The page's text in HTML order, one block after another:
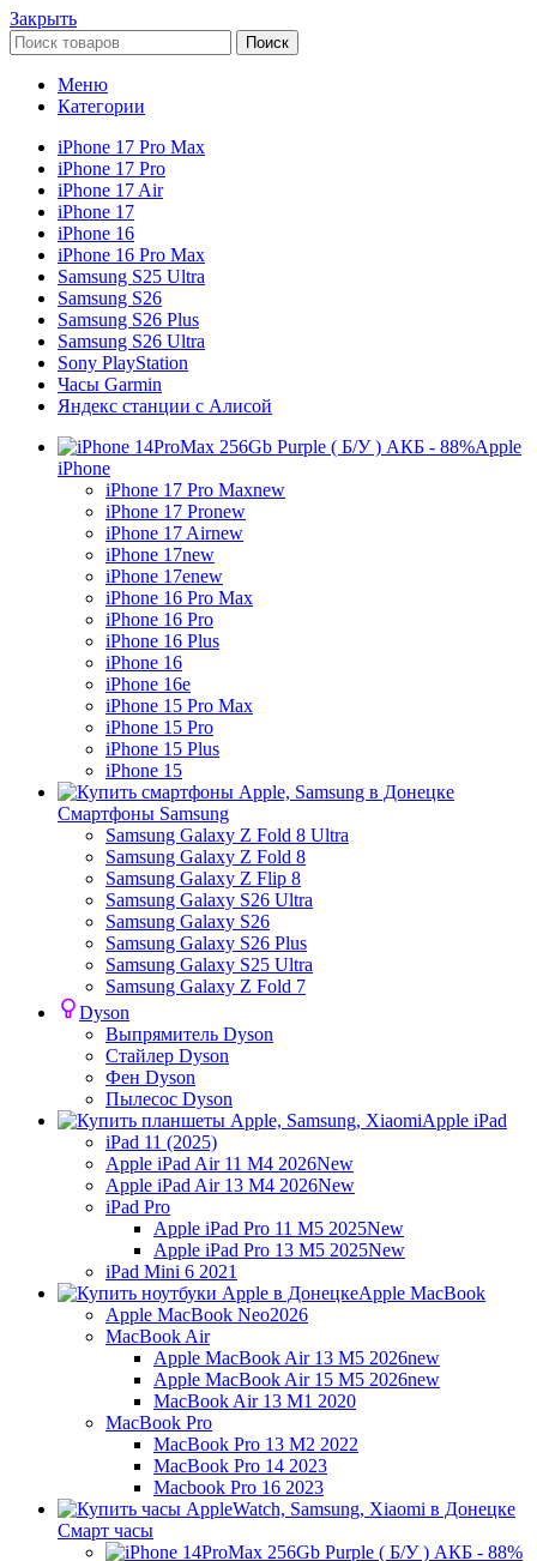
Закрыть
Поиск
Меню
Категории
iPhone 17 Pro Max
iPhone 17 Pro
iPhone 17 Air
iPhone 17
iPhone 16
iPhone 16 Pro Max
Samsung S25 Ultra
Samsung S26
Samsung S26 Plus
Samsung S26 Ultra
Sony PlayStation
Часы Garmin
Яндекс станции с Алисой
Apple
iPhone
iPhone 17 Pro Maxnew
iPhone 17 Pronew
iPhone 17 Airnew
iPhone 17new
iPhone 17enew
iPhone 16 Pro Max
iPhone 16 Pro
iPhone 16 Plus
iPhone 16
iPhone 16e
iPhone 15 Pro Max
iPhone 15 Pro
iPhone 15 Plus
iPhone 15
Смартфоны Samsung
Samsung Galaxy Z Fold 8 Ultra
Samsung Galaxy Z Fold 8
Samsung Galaxy Z Flip 8
Samsung Galaxy S26 Ultra
Samsung Galaxy S26
Samsung Galaxy S26 Plus
Samsung Galaxy S25 Ultra
Samsung Galaxy Z Fold 7
Dyson
Выпрямитель Dyson
Стайлер Dyson
Фен Dyson
Пылесос Dyson
Apple iPad
iPad 11 (2025)
Apple iPad Air 11 M4 2026New
Apple iPad Air 13 M4 2026New
iPad Pro
Apple iPad Pro 11 M5 2025New
Apple iPad Pro 13 M5 2025New
iPad Mini 6 2021
Apple MacBook
Apple MacBook Neo2026
MacBook Air
Apple MacBook Air 13 M5 2026new
Apple MacBook Air 15 M5 2026new
MacBook Air 13 M1 2020
MacBook Pro
MacBook Pro 13 M2 2022
MacBook Pro 14 2023
Macbook Pro 16 2023
Смарт часы